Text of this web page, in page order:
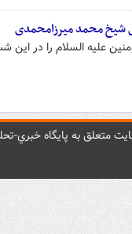
شیخ محمد میرزامحمدی
علیه السلام را در
متعلق به پایگاه خبري-